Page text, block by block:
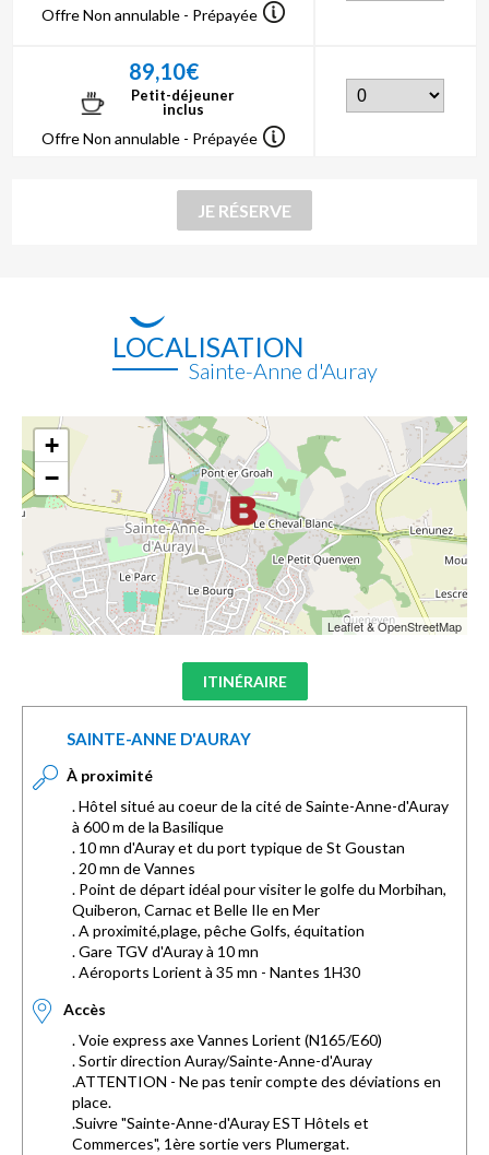
Offre Non annulable - Prépayée
89,10€
Petit-déjeuner
inclus
Offre Non annulable - Prépayée
LOCALISATION
Sainte-Anne d'Auray
+
−
Leaflet & OpenStreetMap
ITINÉRAIRE
SAINTE-ANNE D'AURAY
À proximité
. Hôtel situé au coeur de la cité de Sainte-Anne-d'Auray
à 600 m de la Basilique
. 10 mn d'Auray et du port typique de St Goustan
. 20 mn de Vannes
. Point de départ idéal pour visiter le golfe du Morbihan,
Quiberon, Carnac et Belle Ile en Mer
. A proximité,plage, pêche Golfs, équitation
. Gare TGV d'Auray à 10 mn
. Aéroports Lorient à 35 mn - Nantes 1H30
Accès
. Voie express axe Vannes Lorient (N165/E60)
. Sortir direction Auray/Sainte-Anne-d'Auray
.ATTENTION - Ne pas tenir compte des déviations en
place.
.Suivre "Sainte-Anne-d'Auray EST Hôtels et
Commerces", 1ère sortie vers Plumergat.